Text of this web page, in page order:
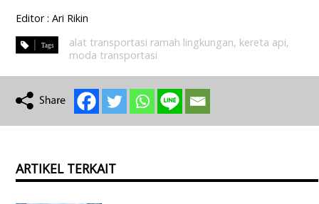
Editor : Ari Rikin
alat transportasi ramah lingkungan, kereta api,
moda transportasi
ARTIKEL TERKAIT